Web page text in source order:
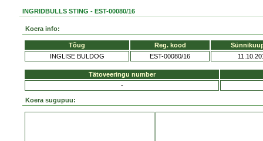
INGRIDBULLS STING - EST-00080/16
Koera info:
Tõug Reg. kood
INGLISE BULDOG
EST-00080/16
Tätoveeringu number
-
Koera sugupuu: